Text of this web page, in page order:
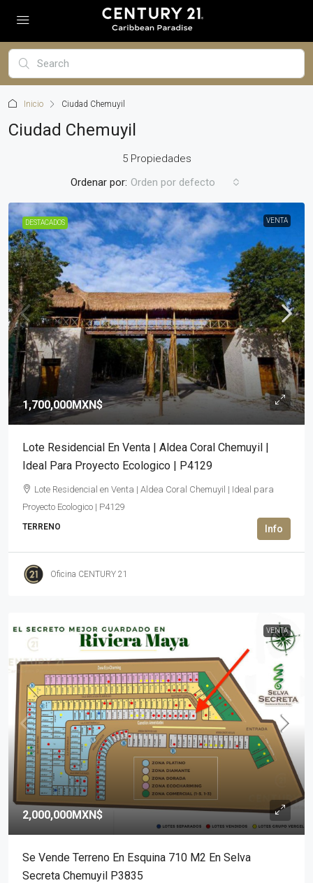
Inicio Ciudad Chemuyil
Ciudad Chemuyil
5 Propiedades
Ordenar por: Orden por defecto
DESTACADOS VENTA
1,700,000MXN$
Lote Residencial En Venta | Aldea Coral Chemuyil |
Ideal Para Proyecto Ecologico | P4129
Lote Residencial en Venta | Aldea Coral Chemuyil | Ideal para
Proyecto Ecologico | P4129
TERRENO
Oficina CENTURY 21
VENTA
2,000,000MXN$
Se Vende Terreno En Esquina 710 M2 En Selva
Secreta Chemuyil P3835